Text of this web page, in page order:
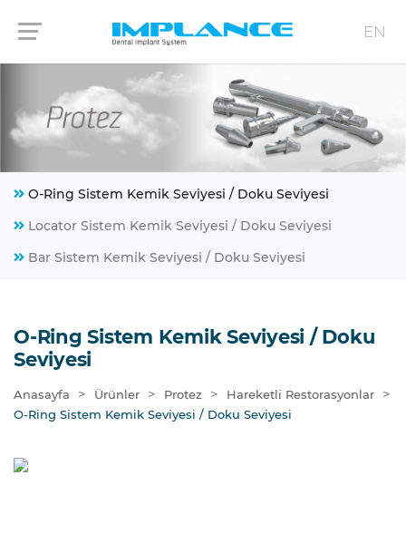
EN
O-Ring Sistem Kemik Seviyesi / Doku Seviyesi
Locator Sistem Kemik Seviyesi / Doku Seviyesi
Bar Sistem Kemik Seviyesi / Doku Seviyesi
O-Ring Sistem Kemik Seviyesi / Doku
Seviyesi
Anasayfa > Ürünler > Protez > Hareketli Restorasyonlar >
O-Ring Sistem Kemik Seviyesi / Doku Seviyesi